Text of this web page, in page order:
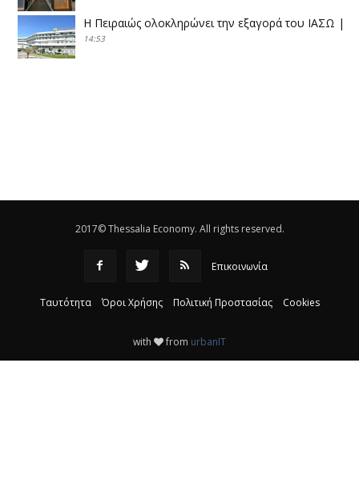
Η Πειραιώς ολοκληρώνει την εξαγορά του ΙΑΣΩ |
14:53
2017© Thessalia Economy. All rights reserved.
Επικοινωνία
Ταυτότητα Όροι Χρήσης Πολιτική Προστασίας Cookies
with from urbanIT